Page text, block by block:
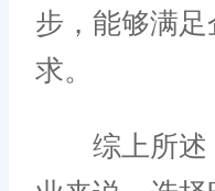
步，能够满
求。
综上所述